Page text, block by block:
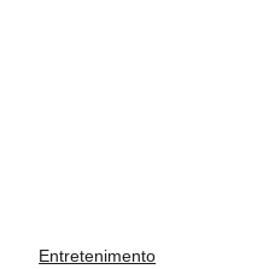
Entretenimento